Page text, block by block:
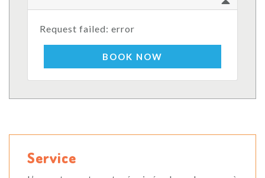
Request failed: error
BOOK NOW
Service